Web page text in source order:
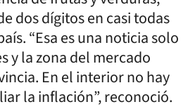
dos dígitos en casi todas
“Esa es una noticia solo
y la zona del mercado
En el interior no hay
la inflación”, reconoció.